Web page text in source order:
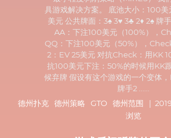
具游戏解决方案。 底池大小：100
美元 公共牌面：3♠ 3♥ 3♣ 2♦ 2♠ 牌
AA：下注100美元（100%），
QQ：下注100美元（50%），
2：EV 25美元 对抗Check：用KK
抗100美元下注：50%的时候用KK
候弃牌 假设有这个游戏的一个变体，
牌手2 ......
德州扑克 德州策略 GTO 德州范围 |
浏览